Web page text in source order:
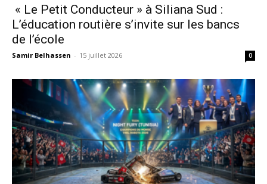
« Le Petit Conducteur » à Siliana Sud :
L’éducation routière s’invite sur les bancs
de l’école
Samir Belhassen - 15 juillet 2026 0